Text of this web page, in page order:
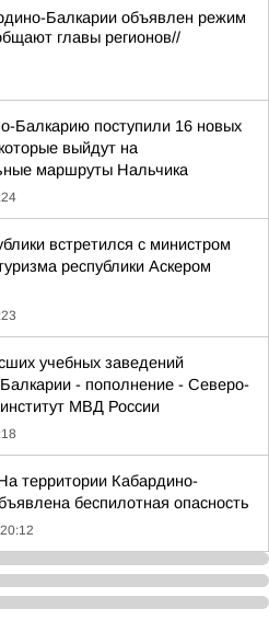
Балкарии объявлен режим
главы регионов//
Балкарию поступили 16 новых
выйдут на
маршруты Нальчика
встретился с министром
республики Аскером
учебных заведений
- пополнение - Северо-
институт МВД России
территории Кабардино-
беспилотная опасность